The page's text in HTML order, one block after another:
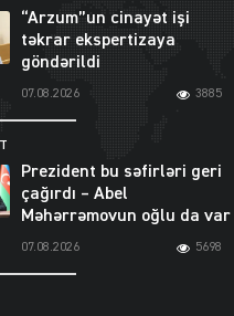
“Arzum”un cinayət işi
təkrar ekspertizaya
göndərildi
07.08.2026 3885
Prezident bu səfirləri geri
çağırdı – Abel
Məhərrəmovun oğlu da var
07.08.2026 5698